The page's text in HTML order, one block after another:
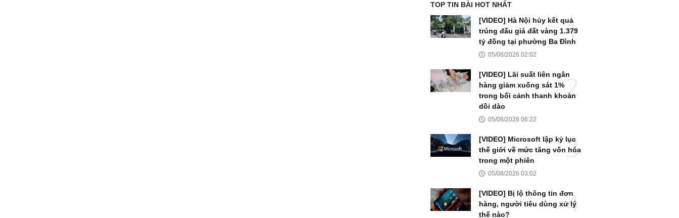
TOP TIN BÀI HOT NHẤT
[VIDEO] Hà Nội hủy kết quả
trúng đấu giá đất vàng 1.379
tỷ đồng tại phường Ba Đình
05/08/2026 02:02
[VIDEO] Lãi suất liên ngân
hàng giảm xuống sát 1%
trong bối cảnh thanh khoản
dồi dào
05/08/2026 06:22
[VIDEO] Microsoft lập kỷ lục
thế giới về mức tăng vốn hóa
trong một phiên
05/08/2026 03:02
[VIDEO] Bị lộ thông tin đơn
hàng, người tiêu dùng xử lý
thế nào?